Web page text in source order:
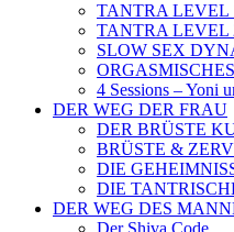
TANTRA LEVEL
TANTRA LEVEL
SLOW SEX
4 Sessions – Yoni
DER WEG DER FRAU
DER BRÜSTE
BRÜSTE &
DIE
DIE
DER WEG DES
Der Shiva Code